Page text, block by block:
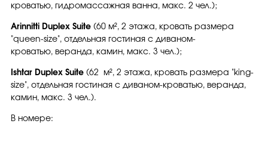
кроватью, гидромассажная ванна, макс. 2 чел.);
Arinnitti Duplex Suite (60 м², 2 этажа, кровать размера
"queen-size", отдельная гостиная с диваном-
кроватью, веранда, камин, макс. 3 чел.);
Ishtar Duplex Suite (62 м², 2 этажа, кровать размера "king-
size", отдельная гостиная с диваном-кроватью, веранда,
камин, макс. 3 чел.).
В номере: